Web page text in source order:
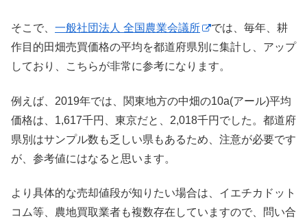
そこで、 一般社団法人 全国農業会議所
では、毎年、耕
作目的田畑売買価格の平均を都道府県別に集計し、アップ
しており、こちらが非常に参考になります。
例えば、2019年では、関東地方の中畑の10a(アール)平均
価格は、1,617千円、東京だと、2,018千円でした。都道府
県別はサンプル数も乏しい県もあるため、注意が必要です
が、参考値にはなると思います。
より具体的な売却値段が知りたい場合は、イエチカドット
コム等、農地買取業者も複数存在していますので、問い合